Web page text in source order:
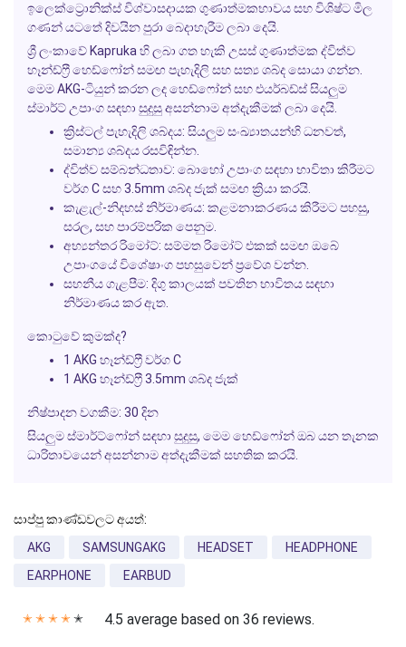
ඉලෙක්ට්‍රොනික්ස් විශ්වාසදායක ගුණාත්මකභාවය සහ විශිෂ්ට මිල
ගණන් යටතේ දිවයින පුරා බෙදාහැරීම ලබා දෙයි.
ශ්‍රී ලංකාවේ Kapruka හි ලබා ගත හැකි උසස් ගුණාත්මක ද්විත්ව
හෑන්ඩ්ෆ්‍රී හෙඩ්ෆෝන් සමඟ පැහැදිලි සහ සත්‍ය ශබ්ද සොයා ගන්න.
මෙම AKG-ටියුන් කරන ලද හෙඩ්ෆෝන් සහ එයර්බඩ්ස් සියලුම
ස්මාර්ට් උපාංග සඳහා සුදුසු අසන්නාම අත්දැකීමක් ලබා දෙයි.
ක්‍රිස්ටල් පැහැදිලි ශබ්දය: සියලුම සංඛ්‍යාතයන්හි ධනවත්,
සමාන්‍ය ශබ්දය රසවිඳින්න.
ද්විත්ව සම්බන්ධතාව: බොහෝ උපාංග සඳහා භාවිතා කිරීමට
වර්ග C සහ 3.5mm ශබ්ද ජැක් සමඟ ක්‍රියා කරයි.
කැළැල්-නිදහස් නිර්මාණය: කළමනාකරණය කිරීමට පහසු,
සරල, සහ පාරම්පරික පෙනුම.
අභ්‍යන්තර රිමෝට්: සම්මත රිමෝට් එකක් සමඟ ඔබේ
උපාංගයේ විශේෂාංග පහසුවෙන් ප්‍රවේශ වන්න.
සහනීය ගැළපීම: දිගු කාලයක් පවතින භාවිතය සඳහා
නිර්මාණය කර ඇත.
කොටුවේ කුමක්ද?
1 AKG හෑන්ඩ්ෆ්‍රී වර්ග C
1 AKG හෑන්ඩ්ෆ්‍රී 3.5mm ශබ්ද ජැක්
නිෂ්පාදන වගකීම: 30 දින
සියලුම ස්මාර්ට්ෆෝන් සඳහා සුදුසු, මෙම හෙඩ්ෆෝන් ඔබ යන තැනක
ධාරිතාවයෙන් අසන්නාම අත්දැකීමක් සහතික කරයි.
සාප්පු කාණ්ඩවලට අයත්:
AKG
SAMSUNGAKG HEADSET
HEADPHONE
EARPHONE
EARBUD
✭ ✭ ✭ ✭ ✭ 4.5 average based on 36 reviews.